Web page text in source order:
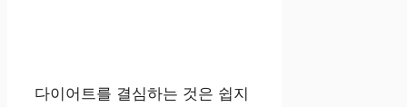
다이어트를 결심하는 것은 쉽지